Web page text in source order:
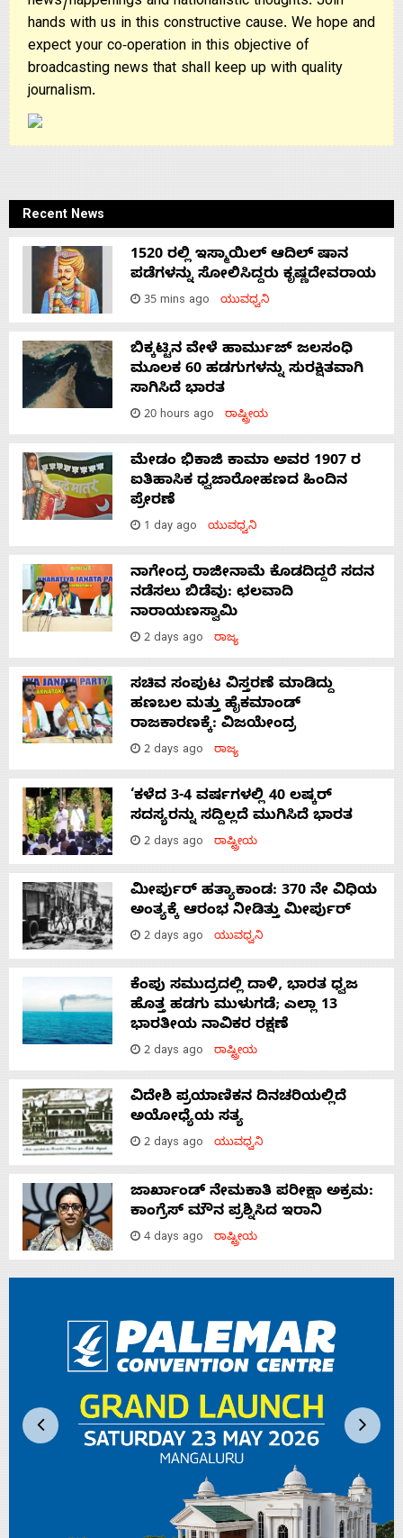
hands with us in this constructive cause. We hope and
expect your co-operation in this objective of
broadcasting news that shall keep up with quality
journalism.
Recent News
1520 ರಲ್ಲಿ ಇಸ್ಮಾಯಿಲ್ ಆದಿಲ್ ಷಾನ
ಪಡೆಗಳನ್ನು ಸೋಲಿಸಿದ್ದರು ಕೃಷ್ಣದೇವರಾಯ
35 mins ago ಯುವಧ್ವನಿ
ಬಿಕ್ಕಟ್ಟಿನ ವೇಳೆ ಹಾರ್ಮುಜ್ ಜಲಸಂಧಿ
ಮೂಲಕ 60 ಹಡಗುಗಳನ್ನು ಸುರಕ್ಷಿತವಾಗಿ
ಸಾಗಿಸಿದೆ ಭಾರತ
20 hours ago ರಾಷ್ಟ್ರೀಯ
ಮೇಡಂ ಭಿಕಾಜಿ ಕಾಮಾ ಅವರ 1907 ರ
ಐತಿಹಾಸಿಕ ಧ್ವಜಾರೋಹಣದ ಹಿಂದಿನ
ಪ್ರೇರಣೆ
1 day ago ಯುವಧ್ವನಿ
ನಾಗೇಂದ್ರ ರಾಜೀನಾಮೆ ಕೊಡದಿದ್ದರೆ ಸದನ
ನಡೆಸಲು ಬಿಡೆವು: ಛಲವಾದಿ
ನಾರಾಯಣಸ್ವಾಮಿ
2 days ago ರಾಜ್ಯ
ಸಚಿವ ಸಂಪುಟ ವಿಸ್ತರಣೆ ಮಾಡಿದ್ದು
ಹಣಬಲ ಮತ್ತು ಹೈಕಮಾಂಡ್
ರಾಜಕಾರಣಕ್ಕೆ: ವಿಜಯೇಂದ್ರ
2 days ago ರಾಜ್ಯ
‘ಕಳೆದ 3-4 ವರ್ಷಗಳಲ್ಲಿ 40 ಲಷ್ಕರ್
ಸದಸ್ಯರನ್ನು ಸದ್ದಿಲ್ಲದೆ ಮುಗಿಸಿದೆ ಭಾರತ
2 days ago ರಾಷ್ಟ್ರೀಯ
ಮೀರ್ಪುರ್ ಹತ್ಯಾಕಾಂಡ: 370 ನೇ ವಿಧಿಯ
ಅಂತ್ಯಕ್ಕೆ ಆರಂಭ ನೀಡಿತ್ತು ಮೀರ್ಪುರ್
2 days ago ಯುವಧ್ವನಿ
ಕೆಂಪು ಸಮುದ್ರದಲ್ಲಿ ದಾಳಿ, ಭಾರತ ಧ್ವಜ
ಹೊತ್ತ ಹಡಗು ಮುಳುಗಡೆ; ಎಲ್ಲಾ 13
ಭಾರತೀಯ ನಾವಿಕರ ರಕ್ಷಣೆ
2 days ago ರಾಷ್ಟ್ರೀಯ
ವಿದೇಶಿ ಪ್ರಯಾಣಿಕನ ದಿನಚರಿಯಲ್ಲಿದೆ
ಅಯೋಧ್ಯೆಯ ಸತ್ಯ
2 days ago ಯುವಧ್ವನಿ
ಜಾರ್ಖಾಂಡ್‌ ನೇಮಕಾತಿ ಪರೀಕ್ಷಾ ಅಕ್ರಮ:
ಕಾಂಗ್ರೆಸ್‌ ಮೌನ ಪ್ರಶ್ನಿಸಿದ ಇರಾನಿ
4 days ago ರಾಷ್ಟ್ರೀಯ